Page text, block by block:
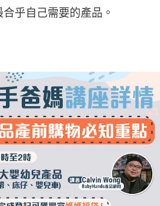
乎自己需要的產品。